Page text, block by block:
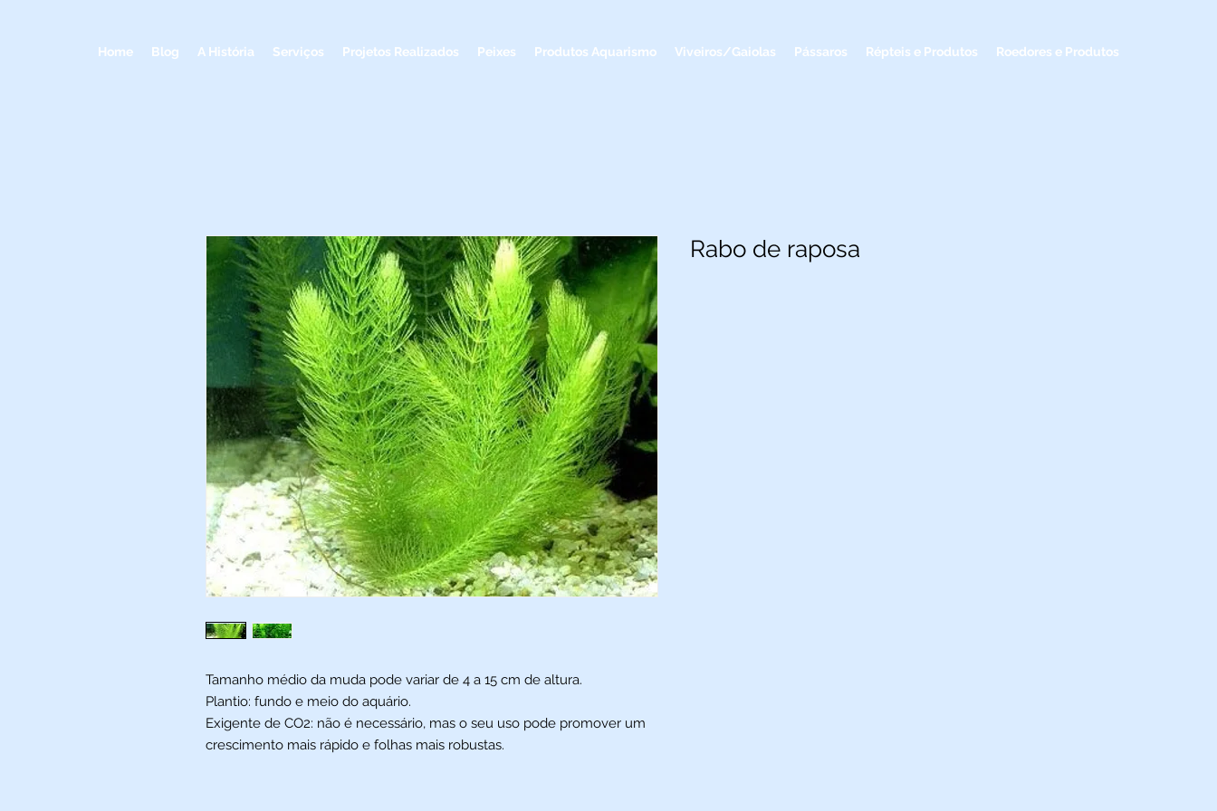
Home Blog A História Serviços Projetos Realizados Peixes Produtos Aquarismo Viveiros/Gaiolas Pássaros Répteis e Produtos Roedores e Produtos
Tamanho médio da muda pode variar de 4 a 15 cm de altura.
Plantio: fundo e meio do aquário.
Exigente de CO2: não é necessário, mas o seu uso pode promover um
crescimento mais rápido e folhas mais robustas.
Rabo de raposa